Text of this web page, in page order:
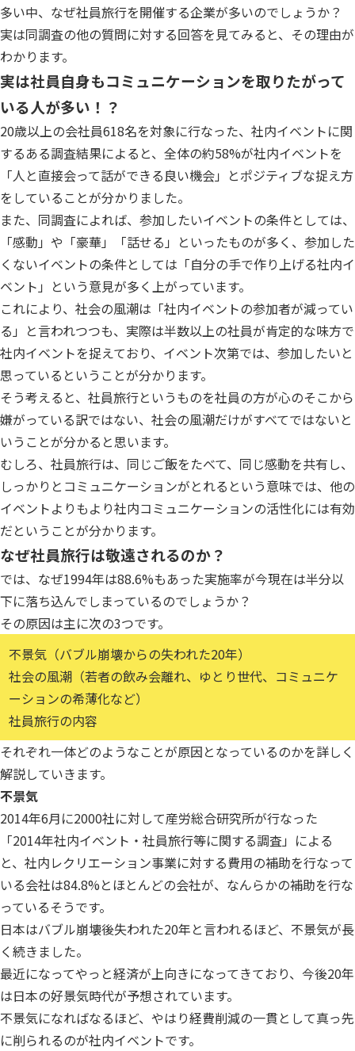
多い中、なぜ社員旅行を開催する企業が多いのでしょうか？
実は同調査の他の質問に対する回答を見てみると、その理由が
わかります。
実は社員自身もコミュニケーションを取りたがって
いる人が多い！？
20歳以上の会社員618名を対象に行なった、社内イベントに関
するある調査結果によると、全体の約58%が社内イベントを
「人と直接会って話ができる良い機会」とポジティブな捉え方
をしていることが分かりました。
また、同調査によれば、参加したいイベントの条件としては、
「感動」や「豪華」「話せる」といったものが多く、参加した
くないイベントの条件としては「自分の手で作り上げる社内イ
ベント」という意見が多く上がっています。
これにより、社会の風潮は「社内イベントの参加者が減ってい
る」と言われつつも、実際は半数以上の社員が肯定的な味方で
社内イベントを捉えており、イベント次第では、参加したいと
思っているということが分かります。
そう考えると、社員旅行というものを社員の方が心のそこから
嫌がっている訳ではない、社会の風潮だけがすべてではないと
いうことが分かると思います。
むしろ、社員旅行は、同じご飯をたべて、同じ感動を共有し、
しっかりとコミュニケーションがとれるという意味では、他の
イベントよりもより社内コミュニケーションの活性化には有効
だということが分かります。
なぜ社員旅行は敬遠されるのか？
では、なぜ1994年は88.6%もあった実施率が今現在は半分以
下に落ち込んでしまっているのでしょうか？
その原因は主に次の3つです。
不景気（バブル崩壊からの失われた20年）
社会の風潮（若者の飲み会離れ、ゆとり世代、コミュニケ
ーションの希薄化など）
社員旅行の内容
それぞれ一体どのようなことが原因となっているのかを詳しく
解説していきます。
不景気
2014年6月に2000社に対して産労総合研究所が行なった
「2014年社内イベント・社員旅行等に関する調査」による
と、社内レクリエーション事業に対する費用の補助を行なって
いる会社は84.8%とほとんどの会社が、なんらかの補助を行な
っているそうです。
日本はバブル崩壊後失われた20年と言われるほど、不景気が長
く続きました。
最近になってやっと経済が上向きになってきており、今後20年
は日本の好景気時代が予想されています。
不景気になればなるほど、やはり経費削減の一貫として真っ先
に削られるのが社内イベントです。